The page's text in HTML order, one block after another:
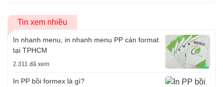
Tin xem nhiều
In nhanh menu, in nhanh menu PP cán format
tại TPHCM
2.311 đã xem
In PP bồi formex là gì?